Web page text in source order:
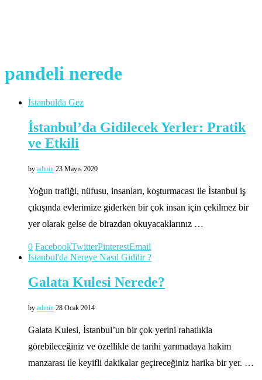
pandeli nerede
İstanbulda Gez
İstanbul’da Gidilecek Yerler: Pratik
ve Etkili
by admin 23 Mayıs 2020
Yoğun trafiği, nüfusu, insanları, koşturmacası ile İstanbul iş
çıkışında evlerimize giderken bir çok insan için çekilmez bir
yer olarak gelse de birazdan okuyacaklarınız …
0 FacebookTwitterPinterestEmail
İstanbul'da Nereye Nasıl Gidilir ?
Galata Kulesi Nerede?
by admin 28 Ocak 2014
Galata Kulesi, İstanbul’un bir çok yerini rahatlıkla
görebileceğiniz ve özellikle de tarihi yarımadaya hakim
manzarası ile keyifli dakikalar geçireceğiniz harika bir yer. …